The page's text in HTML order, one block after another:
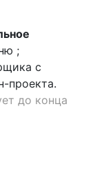
;
с
проекта.
до конца